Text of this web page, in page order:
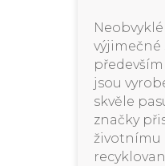
výjimečné
jsou
skvěle
značky
životnímu